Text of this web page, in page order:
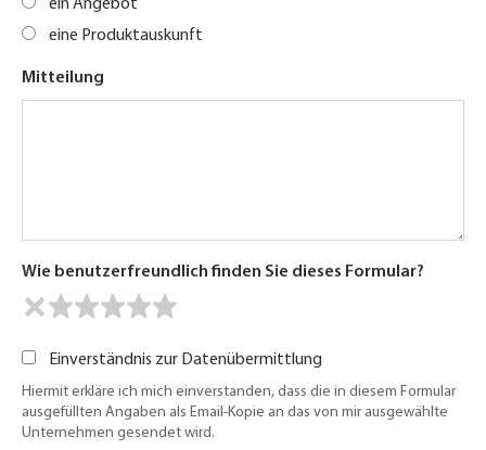
ein Angebot
eine Produktauskunft
Mitteilung
Wie benutzerfreundlich finden Sie dieses Formular?
Einverständnis zur Datenübermittlung
Hiermit erkläre ich mich einverstanden, dass die in diesem Formular
ausgefüllten Angaben als Email-Kopie an das von mir ausgewählte
Unternehmen gesendet wird.